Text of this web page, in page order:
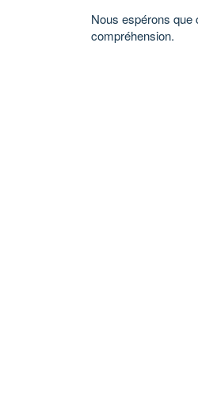
Nous espérons que
compréhension.